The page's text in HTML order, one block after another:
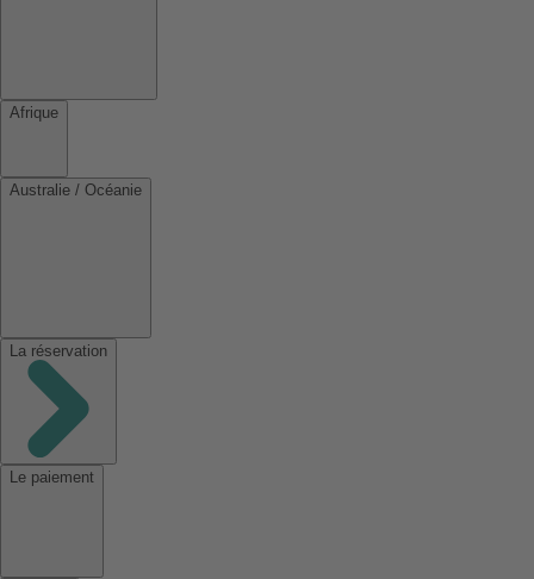
Afrique
Australie / Océanie
La réservation
Le paiement